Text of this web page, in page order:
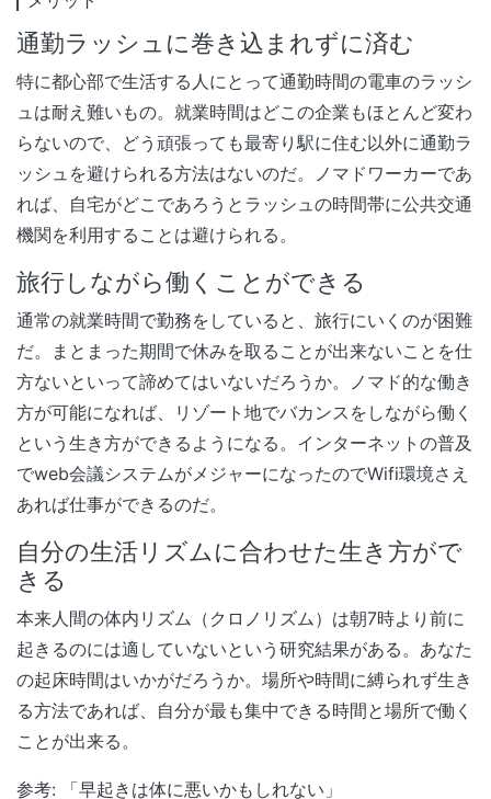
通勤ラッシュに巻き込まれずに済む
特に都心部で生活する人にとって通勤時間の電車のラッシ
ュは耐え難いもの。就業時間はどこの企業もほとんど変わ
らないので、どう頑張っても最寄り駅に住む以外に通勤ラ
ッシュを避けられる方法はないのだ。ノマドワーカーであ
れば、自宅がどこであろうとラッシュの時間帯に公共交通
機関を利用することは避けられる。
旅行しながら働くことができる
通常の就業時間で勤務をしていると、旅行にいくのが困難
だ。まとまった期間で休みを取ることが出来ないことを仕
方ないといって諦めてはいないだろうか。ノマド的な働き
方が可能になれば、リゾート地でバカンスをしながら働く
という生き方ができるようになる。インターネットの普及
でweb会議システムがメジャーになったのでWifi環境さえ
あれば仕事ができるのだ。
自分の生活リズムに合わせた生き方がで
きる
本来人間の体内リズム（クロノリズム）は朝7時より前に
起きるのには適していないという研究結果がある。あなた
の起床時間はいかがだろうか。場所や時間に縛られず生き
る方法であれば、自分が最も集中できる時間と場所で働く
ことが出来る。
参考: 「早起きは体に悪いかもしれない」